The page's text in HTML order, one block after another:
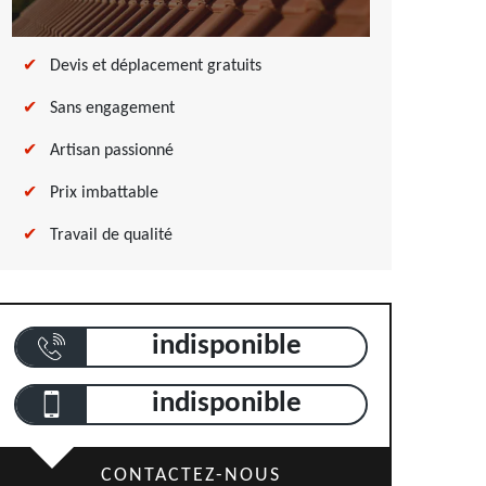
Devis et déplacement gratuits
Sans engagement
Artisan passionné
Prix imbattable
Travail de qualité
indisponible
indisponible
CONTACTEZ-NOUS